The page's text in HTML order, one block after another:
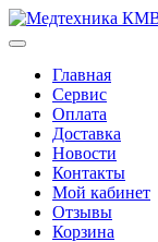
Главная
Сервис
Оплата
Доставка
Новости
Контакты
Мой кабинет
Отзывы
Корзина